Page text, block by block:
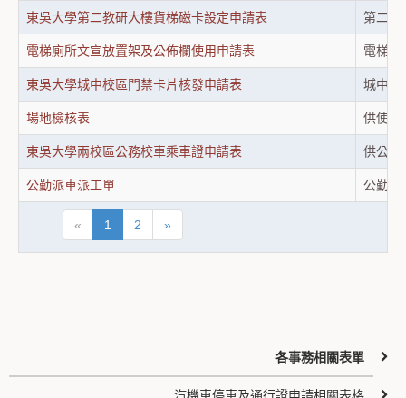
東吳大學第二教研大樓貨梯磁卡設定申請表 第二教
電梯廁所文宣放置架及公佈欄使用申請表 電梯廁
東吳大學城中校區門禁卡片核發申請表 城中校
場地檢核表 供使用
東吳大學兩校區公務校車乘車證申請表 供公務
公勤派車派工單 公勤派
« 1 2 »
各事務相關表單